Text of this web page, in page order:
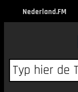
Nederland.FM